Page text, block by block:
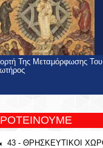
Της Μεταμόρφωσης Του
43 - ΘΡΗΣΚΕΥΤΙΚΟΙ